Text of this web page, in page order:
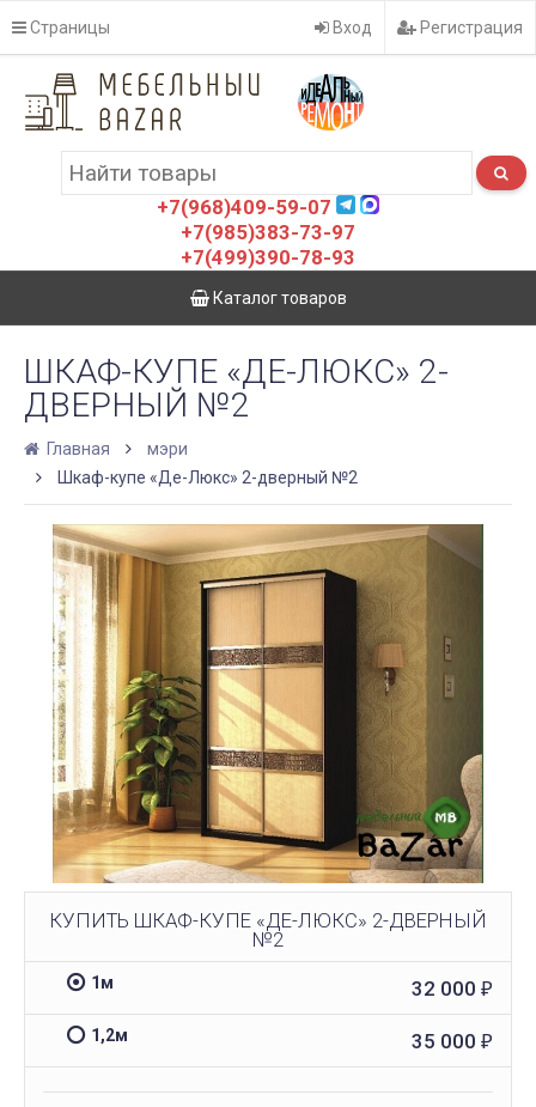
Страницы Вход Регистрация
+7(968)409-59-07
+7(985)383-73-97
+7(499)390-78-93
Каталог товаров
ШКАФ-КУПЕ «ДЕ-ЛЮКС» 2-
ДВЕРНЫЙ №2
Главная
мэри
Шкаф-купе «Де-Люкс» 2-дверный №2
КУПИТЬ ШКАФ-КУПЕ «ДЕ-ЛЮКС» 2-ДВЕРНЫЙ
№2
1м 32 000 ₽
1,2м 35 000 ₽